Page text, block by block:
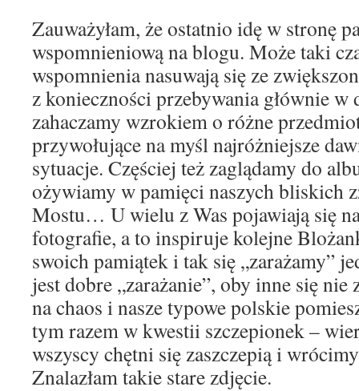
Zauważyłam, że ostatnio idę w stronę
wspomnieniową na blogu. Może taki
wspomnienia nasuwają się ze
z konieczności przebywania głównie w
zahaczamy wzrokiem o różne
przywołujące na myśl najróżniejsze
sytuacje. Częściej też zaglądamy do
ożywiamy w pamięci naszych bliskich
Mostu… U wielu z Was pojawiają się
fotografie, a to inspiruje kolejne
swoich pamiątek i tak się „zarażamy”
jest dobre „zarażanie”, oby inne się nie
na chaos i nasze typowe polskie
tym razem w kwestii szczepionek –
wszyscy chętni się zaszczepią i
Znalazłam takie stare zdjęcie.